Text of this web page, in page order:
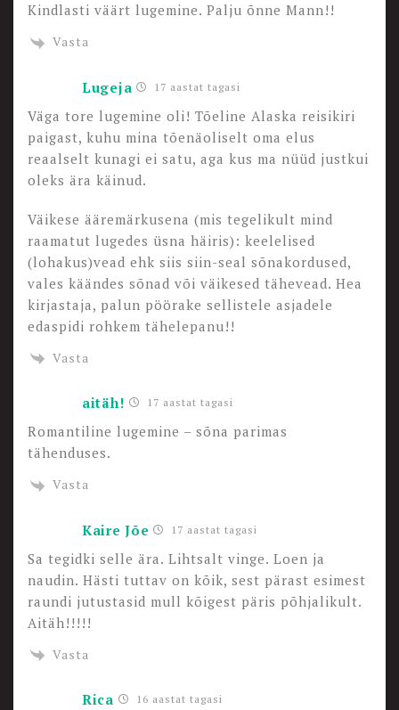
Kindlasti väärt lugemine. Palju õnne Mann!!
Vasta
Lugeja 17 aastat tagasi
Väga tore lugemine oli! Tõeline Alaska reisikiri
paigast, kuhu mina tõenäoliselt oma elus
reaalselt kunagi ei satu, aga kus ma nüüd justkui
oleks ära käinud.
Väikese ääremärkusena (mis tegelikult mind
raamatut lugedes üsna häiris): keelelised
(lohakus)vead ehk siis siin-seal sõnakordused,
vales käändes sõnad või väikesed tähevead. Hea
kirjastaja, palun pöörake sellistele asjadele
edaspidi rohkem tähelepanu!!
Vasta
aitäh! 17 aastat tagasi
Romantiline lugemine – sõna parimas
tähenduses.
Vasta
Kaire Jõe 17 aastat tagasi
Sa tegidki selle ära. Lihtsalt vinge. Loen ja
naudin. Hästi tuttav on kõik, sest pärast esimest
raundi jutustasid mull kõigest päris põhjalikult.
Aitäh!!!!!
Vasta
Rica 16 aastat tagasi